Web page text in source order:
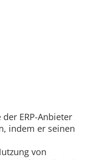
ERP-Anbieter
indem er seinen
von